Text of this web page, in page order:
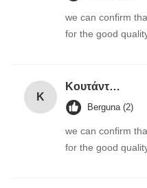
we can confirm
for the good
Κ
Κουτάντος Γρηγόριος
Berguna (2)
we can confirm
for the good